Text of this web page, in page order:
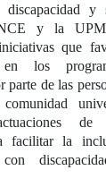
discapacidad y
y la
que
en los
parte de las
de
a facilitar la
con